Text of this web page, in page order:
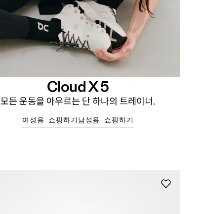
Cloud X 5
모든 운동을 아우르는 단 하나의 트레이너.
여성용 쇼핑하기 남성용 쇼핑하기